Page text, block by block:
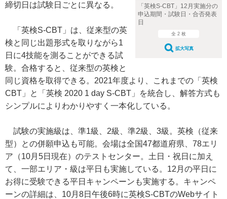
「英検S-CBT」12月実施分の
申込期間・試験日・合否発表
日
全 2 枚
拡大写真
締切日は試験日ごとに異なる。
「英検S-CBT」は、従来型の英
検と同じ出題形式を取りながら1
日に4技能を測ることができる試
験。合格すると、従来型の英検と
同じ資格を取得できる。2021年度より、これまでの「英検
CBT」と「英検 2020 1 day S-CBT」を統合し、解答方式も
シンプルによりわかりやすく一本化している。
試験の実施級は、準1級、2級、準2級、3級。英検（従来
型）との併願申込も可能。会場は全国47都道府県、78エリ
ア（10月5日現在）のテストセンター。土日・祝日に加え
て、一部エリア・級は平日も実施している。12月の平日に
お得に受験できる平日キャンペーンも実施する。キャンペ
ーンの詳細は、10月8日午後6時に英検S-CBTのWebサイト